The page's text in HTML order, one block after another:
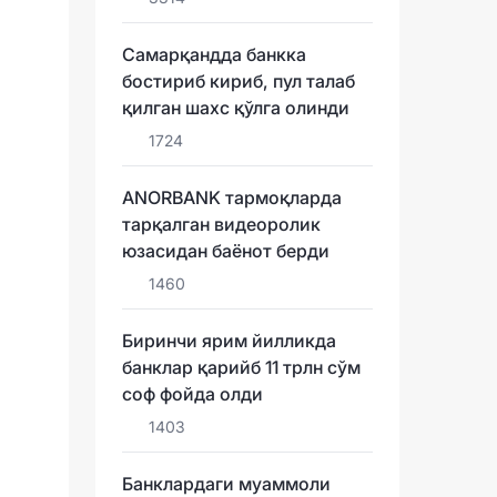
Самарқандда банкка
бостириб кириб, пул талаб
қилган шахс қўлга олинди
1724
ANORBANK тармоқларда
тарқалган видеоролик
юзасидан баёнот берди
1460
Биринчи ярим йилликда
банклар қарийб 11 трлн сўм
соф фойда олди
1403
Банклардаги муаммоли